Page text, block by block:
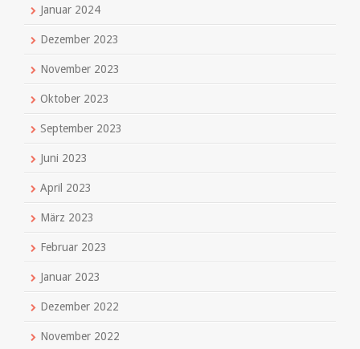
Januar 2024
Dezember 2023
November 2023
Oktober 2023
September 2023
Juni 2023
April 2023
März 2023
Februar 2023
Januar 2023
Dezember 2022
November 2022